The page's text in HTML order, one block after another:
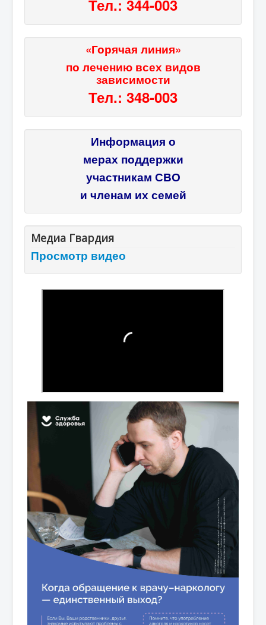
Тел.: 344-003
«Горячая линия»
по лечению всех видов
зависимости
Тел.: 348-003
Информация о
мерах поддержки
участникам СВО
и членам их семей
Медиа Гвардия
Просмотр видео